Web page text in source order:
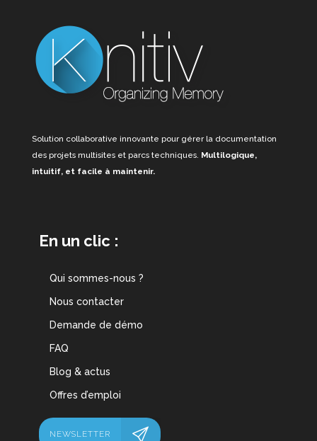
Solution collaborative innovante pour gérer la documentation
des projets multisites et parcs techniques. Multilogique,
intuitif, et facile à maintenir.
En un clic :
Qui sommes-nous ?
Nous contacter
Demande de démo
FAQ
Blog & actus
Offres d’emploi
NEWSLETTER